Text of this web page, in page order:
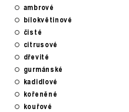
ambrové
bílokvětinové
čisté
citrusové
dřevité
gurmánské
kadidlové
kořeněné
kouřové